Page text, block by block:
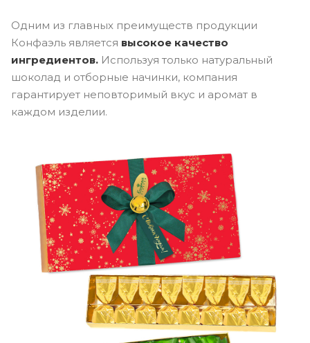
Одним из главных преимуществ продукции
Конфаэль является высокое качество
ингредиентов. Используя только натуральный
шоколад и отборные начинки, компания
гарантирует неповторимый вкус и аромат в
каждом изделии.